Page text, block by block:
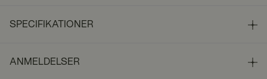
SPECIFIKATIONER
ANMELDELSER